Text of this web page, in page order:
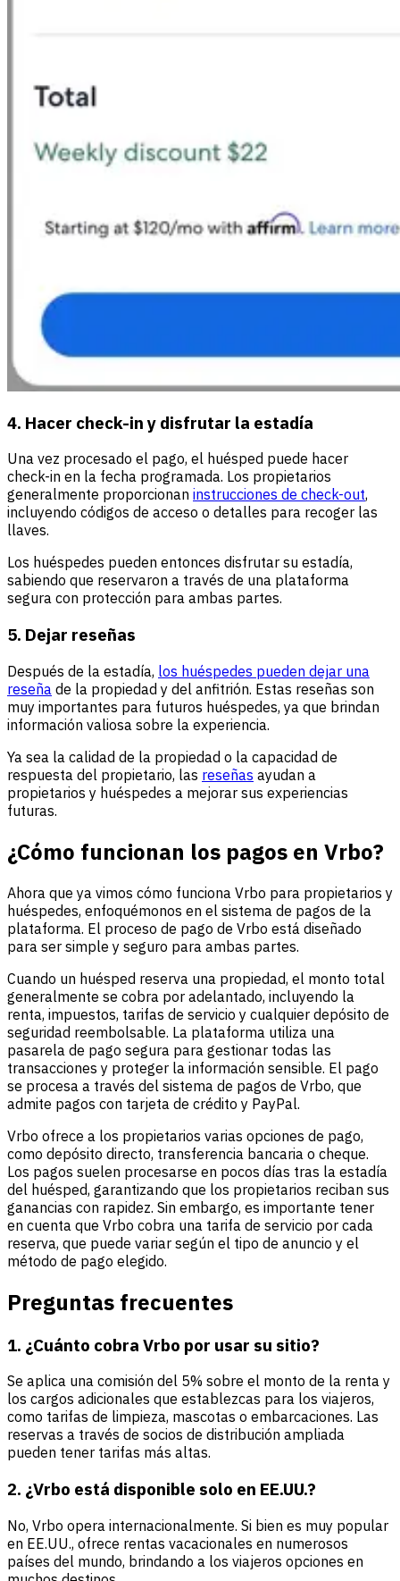
4. Hacer check-in y disfrutar la estadía
Una vez procesado el pago, el huésped puede hacer
check-in en la fecha programada. Los propietarios
generalmente proporcionan instrucciones de check-out,
incluyendo códigos de acceso o detalles para recoger las
llaves.
Los huéspedes pueden entonces disfrutar su estadía,
sabiendo que reservaron a través de una plataforma
segura con protección para ambas partes.
5. Dejar reseñas
Después de la estadía, los huéspedes pueden dejar una
reseña de la propiedad y del anfitrión. Estas reseñas son
muy importantes para futuros huéspedes, ya que brindan
información valiosa sobre la experiencia.
Ya sea la calidad de la propiedad o la capacidad de
respuesta del propietario, las reseñas ayudan a
propietarios y huéspedes a mejorar sus experiencias
futuras.
¿Cómo funcionan los pagos en Vrbo?
Ahora que ya vimos cómo funciona Vrbo para propietarios y
huéspedes, enfoquémonos en el sistema de pagos de la
plataforma. El proceso de pago de Vrbo está diseñado
para ser simple y seguro para ambas partes.
Cuando un huésped reserva una propiedad, el monto total
generalmente se cobra por adelantado, incluyendo la
renta, impuestos, tarifas de servicio y cualquier depósito de
seguridad reembolsable. La plataforma utiliza una
pasarela de pago segura para gestionar todas las
transacciones y proteger la información sensible. El pago
se procesa a través del sistema de pagos de Vrbo, que
admite pagos con tarjeta de crédito y PayPal.
Vrbo ofrece a los propietarios varias opciones de pago,
como depósito directo, transferencia bancaria o cheque.
Los pagos suelen procesarse en pocos días tras la estadía
del huésped, garantizando que los propietarios reciban sus
ganancias con rapidez. Sin embargo, es importante tener
en cuenta que Vrbo cobra una tarifa de servicio por cada
reserva, que puede variar según el tipo de anuncio y el
método de pago elegido.
Preguntas frecuentes
1. ¿Cuánto cobra Vrbo por usar su sitio?
Se aplica una comisión del 5% sobre el monto de la renta y
los cargos adicionales que establezcas para los viajeros,
como tarifas de limpieza, mascotas o embarcaciones. Las
reservas a través de socios de distribución ampliada
pueden tener tarifas más altas.
2. ¿Vrbo está disponible solo en EE.UU.?
No, Vrbo opera internacionalmente. Si bien es muy popular
en EE.UU., ofrece rentas vacacionales en numerosos
países del mundo, brindando a los viajeros opciones en